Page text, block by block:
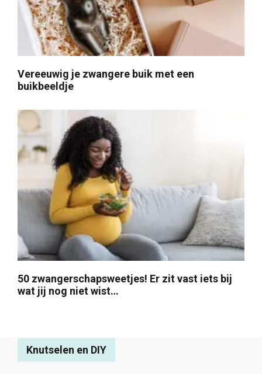
Vereeuwig je zwangere buik met een
buikbeeldje
50 zwangerschapsweetjes! Er zit vast iets bij
wat jij nog niet wist…
Knutselen en DIY